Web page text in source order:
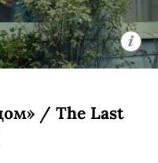
/ The Last